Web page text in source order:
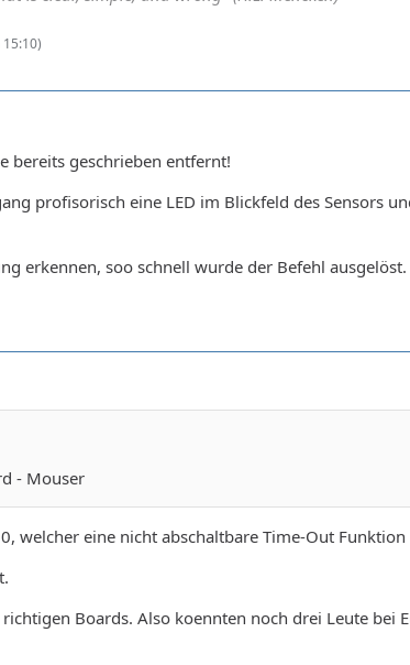
15:10)
bereits geschrieben entfernt!
profisorisch eine LED im Blickfeld des Sensors
erkennen, soo schnell wurde der Befehl ausgelöst.
- Mouser
welcher eine nicht abschaltbare Time-Out
Boards. Also koennten noch drei Leute bei